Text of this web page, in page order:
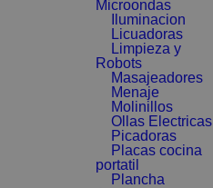
Microondas
Iluminacion
Licuadoras
Limpieza y
Robots
Masajeadores
Menaje
Molinillos
Ollas Electricas
Picadoras
Placas cocina
portatil
Plancha